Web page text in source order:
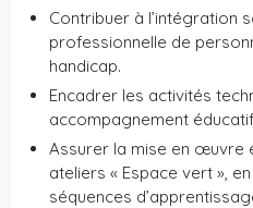
Contribuer à l’intégration
professionnelle de
handicap.
Encadrer les activités
accompagnement
Assurer la mise en œuvre
ateliers « Espace vert »,
séquences